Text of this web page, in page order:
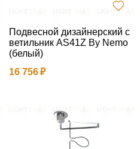
Подвесной дизайнерский с
ветильник AS41Z By Nemo
(белый)
16 756